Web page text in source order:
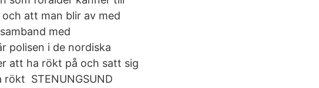
att man blir av med
med
polisen i de nordiska
att ha rökt på och satt sig
STENUNGSUND